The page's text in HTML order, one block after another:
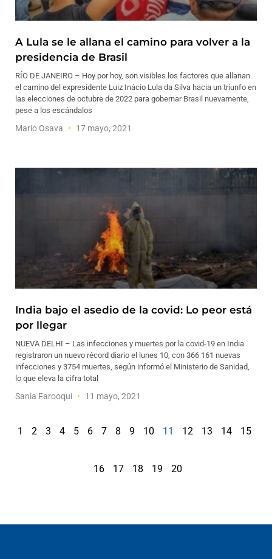
A Lula se le allana el camino para volver a la
presidencia de Brasil
RÍO DE JANEIRO – Hoy por hoy, son visibles los factores que allanan
el camino del expresidente Luiz Inácio Lula da Silva hacia un triunfo en
las elecciones de octubre de 2022 para gobernar Brasil nuevamente,
pese a los escándalos
Mario Osava 17 mayo, 2021
India bajo el asedio de la covid: Lo peor está
por llegar
NUEVA DELHI – Las infecciones y muertes por la covid-19 en India
registraron un nuevo récord diario el lunes 10, con 366 161 nuevas
infecciones y 3754 muertes, según informó el Ministerio de Sanidad,
lo que eleva la cifra total
Sania Farooqui 11 mayo, 2021
1 2 3 4 5 6 7 8 9 10 11 12 13 14 15
16 17 18 19 20